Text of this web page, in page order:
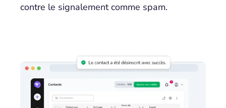
contre le signalement comme spam.